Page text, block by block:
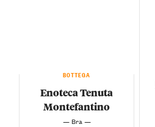
BOTTEGA
Enoteca Tenuta
Montefantino
— Bra —